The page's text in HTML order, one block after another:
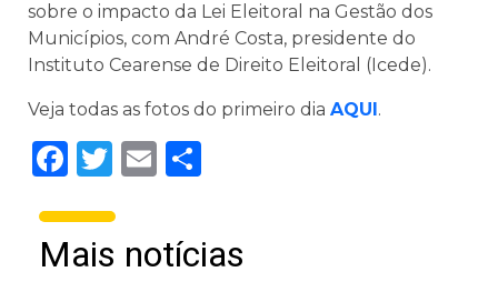
sobre o impacto da Lei Eleitoral na Gestão dos
Municípios, com André Costa, presidente do
Instituto Cearense de Direito Eleitoral (Icede).
Veja todas as fotos do primeiro dia AQUI.
Facebook
Twitter
Email
Mais notícias